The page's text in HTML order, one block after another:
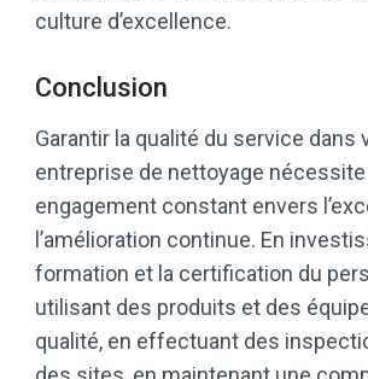
culture d’excellence.
Conclusion
Garantir la qualité du service dans
entreprise de nettoyage nécessite
engagement constant envers
l’amélioration continue. En
formation et la certification du
utilisant des produits et des
qualité, en effectuant des